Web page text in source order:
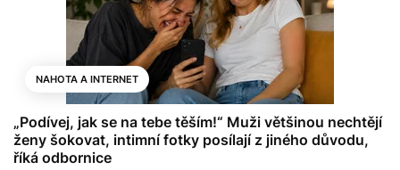
NAHOTA A INTERNET
„Podívej, jak se na tebe těším!“ Muži většinou nechtějí
ženy šokovat, intimní fotky posílají z jiného důvodu,
říká odbornice